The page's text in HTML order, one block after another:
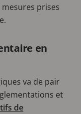
prises
en
va de pair
et
de